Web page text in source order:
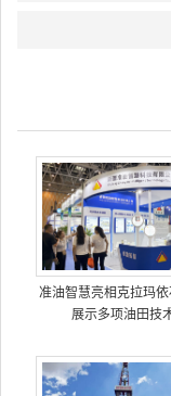
准油智慧亮相克拉玛
展示多项油田技